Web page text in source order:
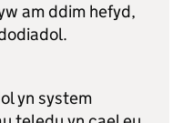
am ddim hefyd,
yn system